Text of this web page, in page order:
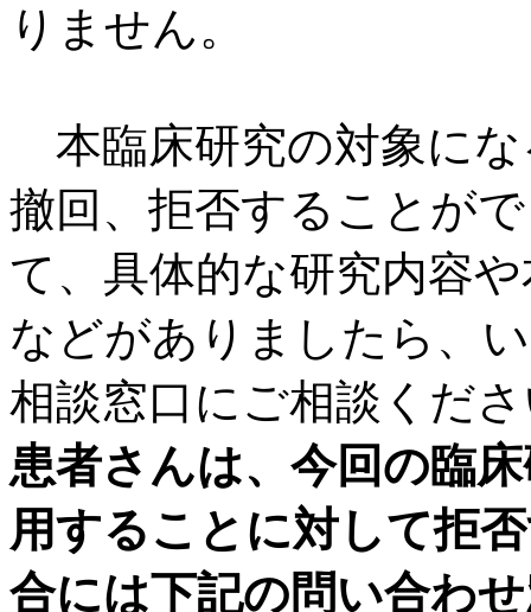
りません。
本臨床研究の対象に
撤回、拒否することが
て、具体的な研究内容
などがありましたら、
相談窓口にご相談くだ
患者さんは、今回の臨
用することに対して拒
合には下記の問い合わ